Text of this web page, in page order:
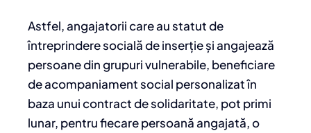
Astfel, angajatorii care au statut de
întreprindere socială de inserție și angajează
persoane din grupuri vulnerabile, beneficiare
de acompaniament social personalizat în
baza unui contract de solidaritate, pot primi
lunar, pentru fiecare persoană angajată, o